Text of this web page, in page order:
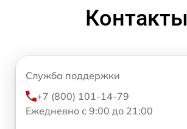
Контакты
Служба поддержки
+7 (800) 101-14-79
Ежедневно с 9:00 до 21:00